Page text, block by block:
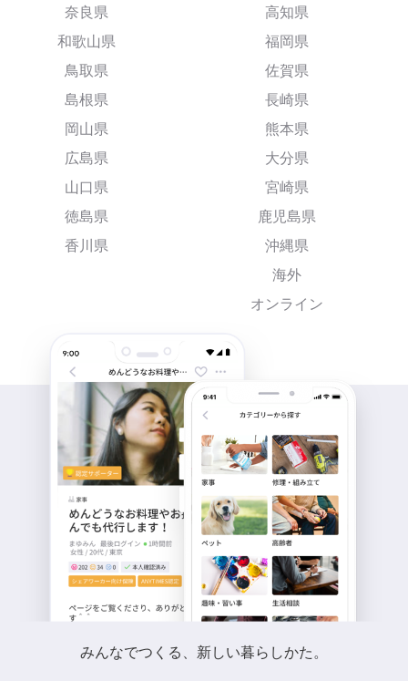
奈良県
和歌山県
鳥取県
島根県
岡山県
広島県
山口県
徳島県
香川県
高知県
福岡県
佐賀県
長崎県
熊本県
大分県
宮崎県
鹿児島県
沖縄県
海外
オンライン
みんなでつくる、新しい暮らしかた。